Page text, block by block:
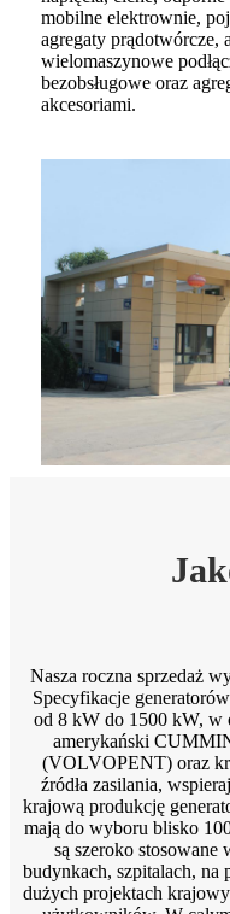
mobilne elektrownie,
agregaty prądotwórcze,
wielomaszynowe
bezobsługowe oraz
akcesoriami.
Nasza roczna sprzedaż
Specyfikacje
od 8 kW do 1500 kW, w
amerykański
(VOLVOPENT) oraz
źródła zasilania,
krajową produkcję
mają do wyboru blisko
są szeroko
budynkach, szpitalach, na
dużych projektach